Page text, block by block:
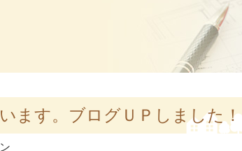
ます。ブログＵＰしました！